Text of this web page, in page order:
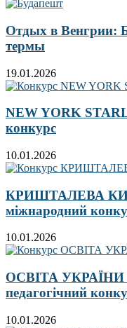
Отдых в Венгрии:
термы
19.01.2026
NEW YORK
конкурс
10.01.2026
КРИШТАЛЕВА
міжнародний
10.01.2026
ОСВІТА УКРАЇНИ
педагогічний
10.01.2026